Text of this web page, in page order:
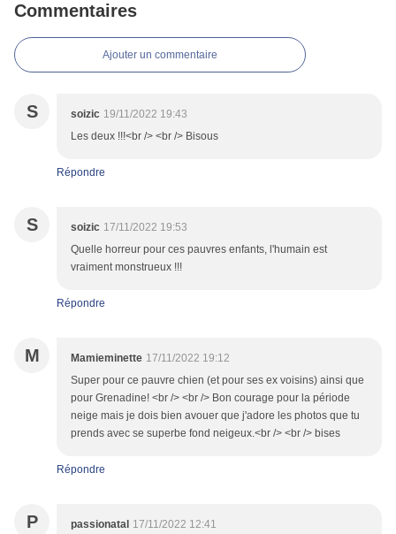
Commentaires
Ajouter un commentaire
S soizic 19/11/2022 19:43
Les deux !!!<br /> <br /> Bisous
Répondre
S soizic 17/11/2022 19:53
Quelle horreur pour ces pauvres enfants, l'humain est
vraiment monstrueux !!!
Répondre
M Mamieminette 17/11/2022 19:12
Super pour ce pauvre chien (et pour ses ex voisins) ainsi que
pour Grenadine! <br /> <br /> Bon courage pour la période
neige mais je dois bien avouer que j'adore les photos que tu
prends avec se superbe fond neigeux.<br /> <br /> bises
Répondre
P passionatal 17/11/2022 12:41